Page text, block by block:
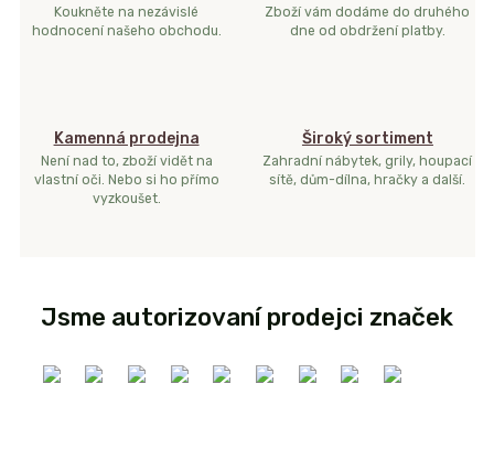
Koukněte na nezávislé
hodnocení našeho obchodu.
Zboží vám dodáme do druhého
dne od obdržení platby.
Kamenná prodejna
Není nad to, zboží vidět na
vlastní oči. Nebo si ho přímo
vyzkoušet.
Široký sortiment
Zahradní nábytek, grily, houpací
sítě, dům-dílna, hračky a další.
Jsme autorizovaní prodejci značek